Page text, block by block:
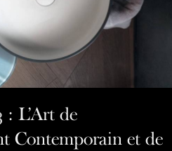
: L’Art de
Contemporain et de